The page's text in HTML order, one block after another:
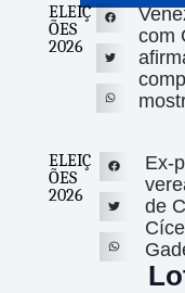
ELEIÇ
ÕES
2026
com
ELEIÇ
ÕES
2026
Ex-
de